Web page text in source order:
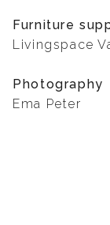
Furniture
Livingspace
Photography
Ema Peter